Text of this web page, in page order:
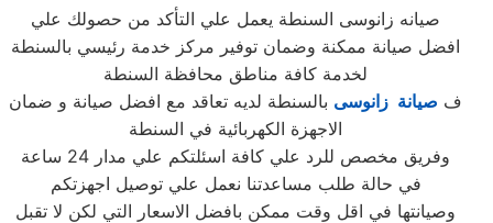
صيانه زانوسى السنطة يعمل علي التأكد من حصولك علي
افضل صيانة ممكنة وضمان توفير مركز خدمة رئيسي بالسنطة
لخدمة كافة مناطق محافظة السنطة
ف صيانة زانوسى بالسنطة لديه تعاقد مع افضل صيانة و ضمان
الاجهزة الكهربائية في السنطة
وفريق مخصص للرد علي كافة اسئلتكم علي مدار 24 ساعة
في حالة طلب مساعدتنا نعمل علي توصيل اجهزتكم
وصيانتها في اقل وقت ممكن بافضل الاسعار التي لكن لا تقبل